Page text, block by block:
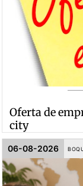
Oferta de
city
06-08-2026